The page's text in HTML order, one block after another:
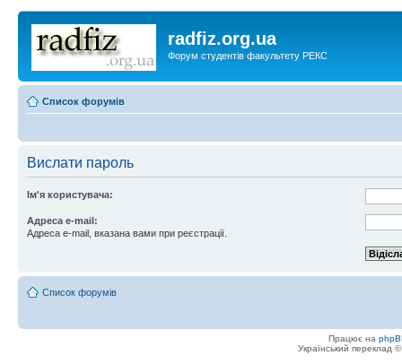
radfiz.org.ua
Форум студентів факультету РЕКС
Список форумів
Вислати пароль
Ім'я користувача:
Адреса e-mail:
Адреса e-mail, вказана вами при реєстрації.
Список форумів
Працює на
Український переклад